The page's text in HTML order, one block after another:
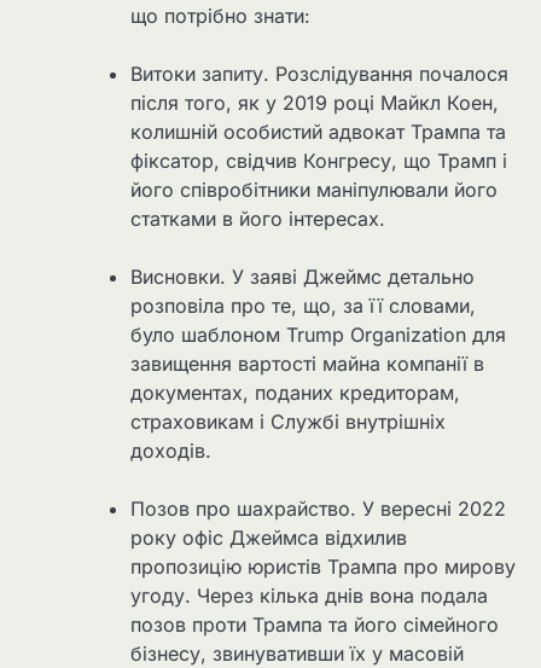
що потрібно знати:
Витоки запиту. Розслідування почалося
після того, як у 2019 році Майкл Коен,
колишній особистий адвокат Трампа та
фіксатор, свідчив Конгресу, що Трамп і
його співробітники маніпулювали його
статками в його інтересах.
Висновки. У заяві Джеймс детально
розповіла про те, що, за її словами,
було шаблоном Trump Organization для
завищення вартості майна компанії в
документах, поданих кредиторам,
страховикам і Службі внутрішніх
доходів.
Позов про шахрайство. У вересні 2022
року офіс Джеймса відхилив
пропозицію юристів Трампа про мирову
угоду. Через кілька днів вона подала
позов проти Трампа та його сімейного
бізнесу, звинувативши їх у масовій